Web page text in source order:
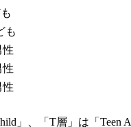
も
性
性
性
」、「T層」は「Teen